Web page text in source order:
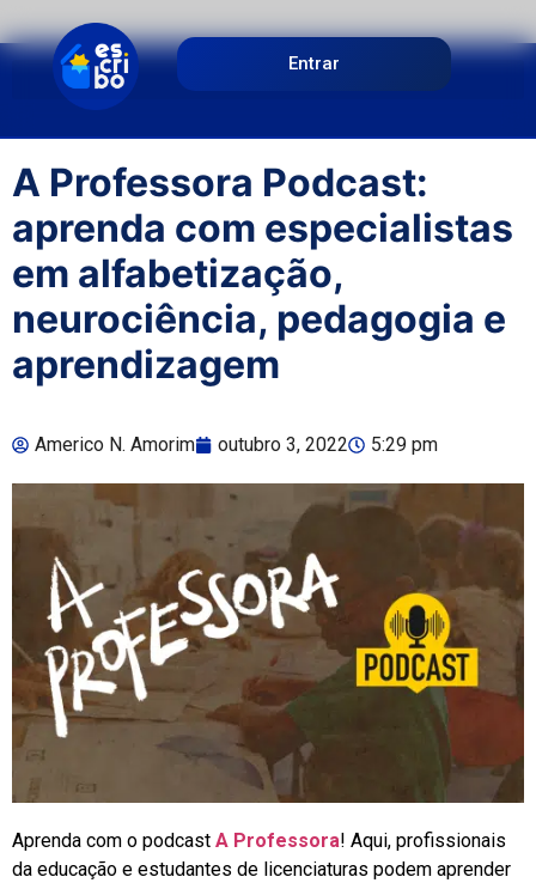
Entrar
A Professora Podcast:
aprenda com especialistas
em alfabetização,
neurociência, pedagogia e
aprendizagem
Americo N. Amorim outubro 3, 2022 5:29 pm
Aprenda com o podcast A Professora! Aqui, profissionais
da educação e estudantes de licenciaturas podem aprender